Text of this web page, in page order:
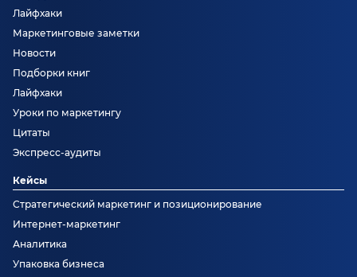
Лайфхаки
Маркетинговые заметки
Новости
Подборки книг
Лайфхаки
Уроки по маркетингу
Цитаты
Экспресс-аудиты
Кейсы
Стратегический маркетинг и позиционирование
Интернет-маркетинг
Аналитика
Упаковка бизнеса